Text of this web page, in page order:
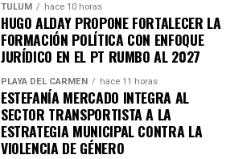
TULUM hace 10 horas
HUGO ALDAY PROPONE FORTALECER LA
FORMACIÓN POLÍTICA CON ENFOQUE
JURÍDICO EN EL PT RUMBO AL 2027
PLAYA DEL CARMEN hace 11 horas
ESTEFANÍA MERCADO INTEGRA AL
SECTOR TRANSPORTISTA A LA
ESTRATEGIA MUNICIPAL CONTRA LA
VIOLENCIA DE GÉNERO